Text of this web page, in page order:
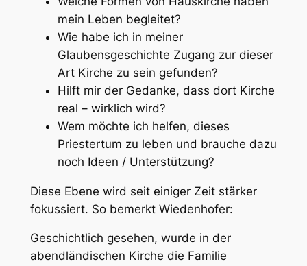
mein Leben begleitet?
Wie habe ich in meiner
Glaubensgeschichte Zugang zur dieser
Art Kirche zu sein gefunden?
Hilft mir der Gedanke, dass dort Kirche
real – wirklich wird?
Wem möchte ich helfen, dieses
Priestertum zu leben und brauche dazu
noch Ideen / Unterstützung?
Diese Ebene wird seit einiger Zeit stärker
fokussiert. So bemerkt Wiedenhofer:
Geschichtlich gesehen, wurde in der
abendländischen Kirche die Familie